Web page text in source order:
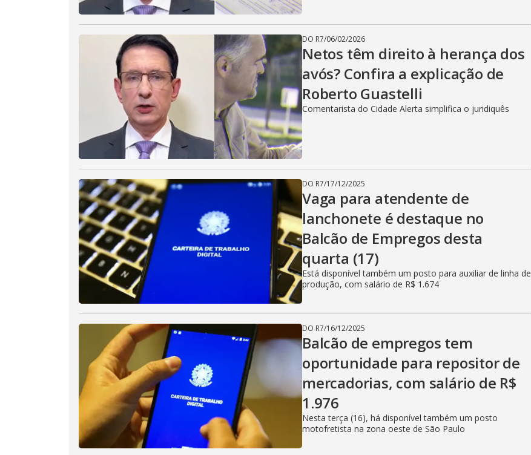
DO R7/06/02/2026
Netos têm direito à herança dos
avós? Confira a explicação de
Roberto Guastelli
Comentarista do Cidade Alerta simplifica o juridiquês
DO R7/17/12/2025
Vaga para atendente de
lanchonete é destaque no
Balcão de Empregos desta
quarta (17)
Está disponível também um posto para auxiliar de linha de
produção, com salário de R$ 1.674
DO R7/16/12/2025
Balcão de empregos tem
oportunidade para repositor de
mercadorias, com salário de R$
1.976
Nesta terça (16), há disponível também um posto
motofretista na zona oeste de São Paulo